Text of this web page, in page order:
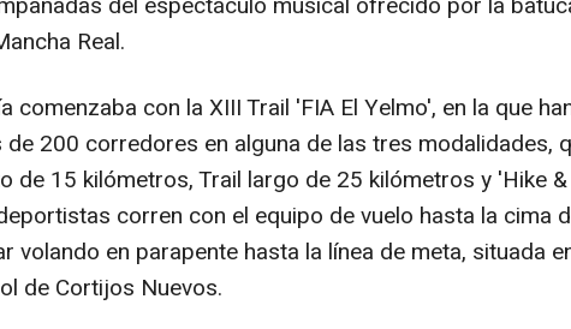
Real.
comenzaba con la XIII Trail 'FIA El Yelmo', en la que
de 200 corredores en alguna de las tres modalidades,
de 15 kilómetros, Trail largo de 25 kilómetros y 'Hike
corren con el equipo de vuelo hasta la cima
volando en parapente hasta la línea de meta, situada
de Cortijos Nuevos.